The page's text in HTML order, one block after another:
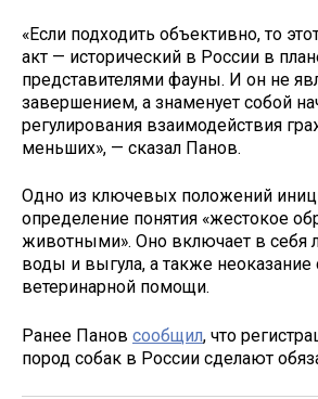
«Если подходить объективно, то
акт — исторический в России в
представителями фауны. И он не
завершением, а знаменует собой
регулирования взаимодействия
меньших», — сказал Панов.
Одно из ключевых положений
определение понятия «жестокое
животными». Оно включает в себя
воды и выгула, а также
ветеринарной помощи.
Ранее Панов сообщил, что
пород собак в России сделают